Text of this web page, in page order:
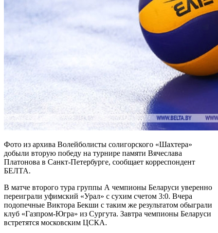
Фото из архива Волейболисты солигорского «Шахтера»
добыли вторую победу на турнире памяти Вячеслава
Платонова в Санкт-Петербурге, сообщает корреспондент
БЕЛТА.
В матче второго тура группы А чемпионы Беларуси уверенно
переиграли уфимский «Урал» с сухим счетом 3:0. Вчера
подопечные Виктора Бекши с таким же результатом обыграли
клуб «Газпром-Югра» из Сургута. Завтра чемпионы Беларуси
встретятся московским ЦСКА.